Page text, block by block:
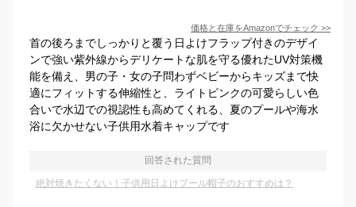
価格と在庫をAmazonでチェック >>
首の後ろまでしっかりと覆う日よけフラップ付きのデザイ
ンで強い紫外線からデリケートな肌を守る優れたUV対策機
能を備え、男の子・女の子問わずベビーからキッズまで快
適にフィットする伸縮性と、ライトピンクの可愛らしい色
合いで水辺での視認性も高めてくれる、夏のプールや海水
浴に欠かせない子供用水着キャップです
回答された質問
絶対焼きたくない！子供用日よけプール帽子のおすすめは？